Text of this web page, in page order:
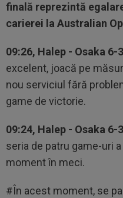
finală reprezintă
carierei la Australian
09:26, Halep - Osaka 6-
excelent, joacă pe
nou serviciul fără
game de victorie.
09:24, Halep - Osaka 6-
seria de patru game-uri
moment în meci.
#În acest moment, se